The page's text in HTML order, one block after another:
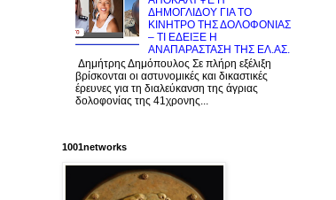
ΔΗΜΟΓΛΙΔΟΥ ΓΙΑ ΤΟ
KINΗΤΡΟ ΤΗΣ ΔΟΛΟΦΟΝΙΑΣ
– ΤΙ ΕΔΕΙΞΕ Η
ΑΝΑΠΑΡΑΣΤΑΣΗ ΤΗΣ ΕΛ.ΑΣ.
Δημήτρης Δημόπουλος Σε πλήρη εξέλιξη
βρίσκονται οι αστυνομικές και δικαστικές
έρευνες για τη διαλεύκανση της άγριας
δολοφονίας της 41χρονης...
1001networks